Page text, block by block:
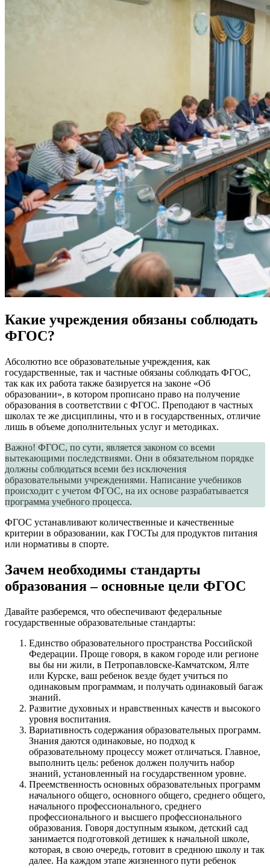
Какие учреждения обязаны соблюдать
ФГОС?
Абсолютно все образовательные учреждения, как
государственные, так и частные обязаны соблюдать ФГОС,
так как их работа также базируется на законе «Об
образовании», в котором прописано право на получение
образования в соответствии с ФГОС. Преподают в частных
школах те же дисциплины, что и в государственных, отличие
лишь в объеме дополнительных услуг и методиках.
Важно! ФГОС, по сути, является законом со всеми
вытекающими последствиями. Они в обязательном порядке
должны соблюдаться всеми без исключения
образовательными учреждениями. Написание учебников
происходит с учетом ФГОС, на их основе разрабатывается
программа учебного процесса.
ФГОС устанавливают количественные и качественные
критерии в образовании, как ГОСТы для продуктов питания
или нормативы в спорте.
Зачем необходимы стандарты
образования – основные цели ФГОС
Давайте разберемся, что обеспечивают федеральные
государственные образовательные стандарты:
Единство образовательного пространства Российской
Федерации. Проще говоря, в каком городе или регионе
вы бы ни жили, в Петропавловске-Камчатском, Ялте
или Курске, ваш ребенок везде будет учиться по
одинаковым программам, и получать одинаковый багаж
знаний.
Развитие духовных и нравственных качеств и высокого
уровня воспитания.
Вариативность содержания образовательных программ.
Знания даются одинаковые, но подход к
образовательному процессу может отличаться. Главное,
выполнить цель: ребенок должен получить набор
знаний, установленный на государственном уровне.
Преемственность основных образовательных программ
начального общего, основного общего, среднего общего,
начального профессионального, среднего
профессионального и высшего профессионального
образования. Говоря доступным языком, детский сад
занимается подготовкой детишек к начальной школе,
которая, в свою очередь, готовит в среднюю школу и так
далее. На каждом этапе жизненного пути ребенок